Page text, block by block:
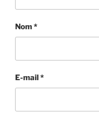
Nom*
E-mail*